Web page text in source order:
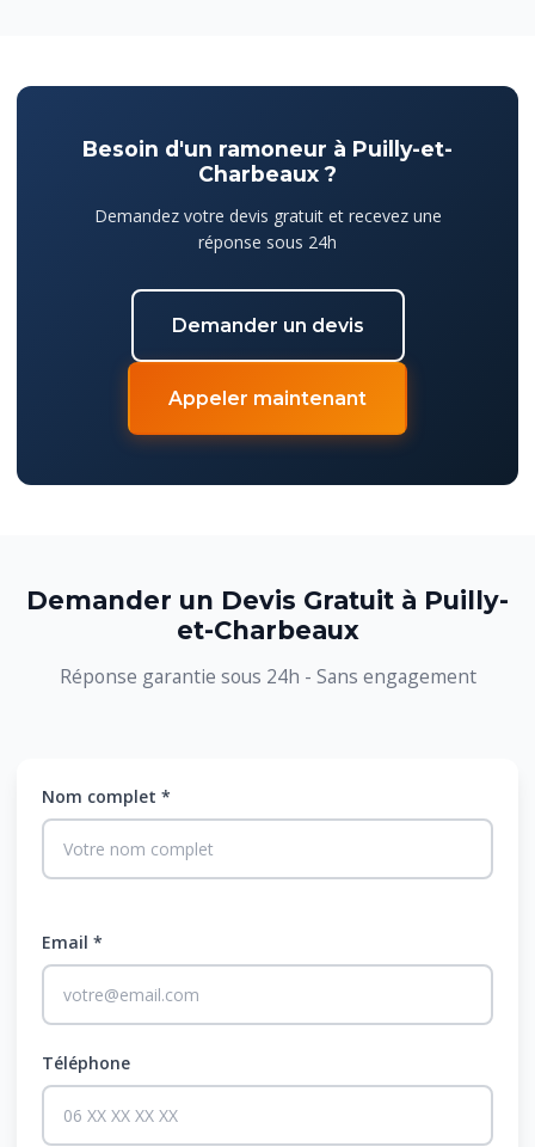
Besoin d'un ramoneur à Puilly-et-
Charbeaux ?
Demandez votre devis gratuit et recevez une
réponse sous 24h
Demander un devis
Appeler maintenant
Demander un Devis Gratuit à Puilly-
et-Charbeaux
Réponse garantie sous 24h - Sans engagement
Nom complet *
Email *
Téléphone